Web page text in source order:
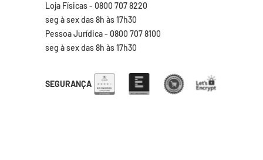
Loja Físicas - 0800 707 8220
seg à sex das 8h às 17h30
Pessoa Jurídica - 0800 707 8100
seg à sex das 8h às 17h30
SEGURANÇA